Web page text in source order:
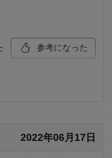
参考になった
2022年06月17日